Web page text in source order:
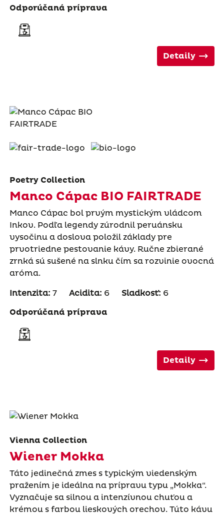
Odporúčaná príprava
Detaily
Poetry Collection
Manco Cápac BIO FAIRTRADE
Manco Cápac bol prvým mystickým vládcom
Inkov. Podľa legendy zúrodnil peruánsku
vysočinu a doslova položil základy pre
prvotriedne pestovanie kávy. Ručne zbierané
zrnká sú sušené na slnku čím sa rozvinie ovocná
aróma.
Intenzita: 7 Acidita: 6 Sladkosť: 6
Odporúčaná príprava
Detaily
Vienna Collection
Wiener Mokka
Táto jedinečná zmes s typickým viedenským
pražením je ideálna na prípravu typu „Mokka“.
Vyznačuje sa silnou a intenzívnou chuťou a
krémou s farbou lieskových orechov. Túto kávu